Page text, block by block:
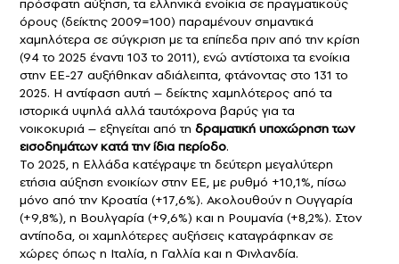
πρόσφατη αύξηση, τα ελληνικά ενοίκια σε πραγματικούς
όρους (δείκτης 2009=100) παραμένουν σημαντικά
χαμηλότερα σε σύγκριση με τα επίπεδα πριν από την κρίση
(94 το 2025 έναντι 103 το 2011), ενώ αντίστοιχα τα ενοίκια
στην ΕΕ-27 αυξήθηκαν αδιάλειπτα, φτάνοντας στο 131 το
2025. Η αντίφαση αυτή – δείκτης χαμηλότερος από τα
ιστορικά υψηλά αλλά ταυτόχρονα βαρύς για τα
νοικοκυριά – εξηγείται από τη δραματική υποχώρηση των
εισοδημάτων κατά την ίδια περίοδο.
Το 2025, η Ελλάδα κατέγραψε τη δεύτερη μεγαλύτερη
ετήσια αύξηση ενοικίων στην ΕΕ, με ρυθμό +10,1%, πίσω
μόνο από την Κροατία (+17,6%). Ακολουθούν η Ουγγαρία
(+9,8%), η Βουλγαρία (+9,6%) και η Ρουμανία (+8,2%). Στον
αντίποδα, οι χαμηλότερες αυξήσεις καταγράφηκαν σε
χώρες όπως η Ιταλία, η Γαλλία και η Φινλανδία.